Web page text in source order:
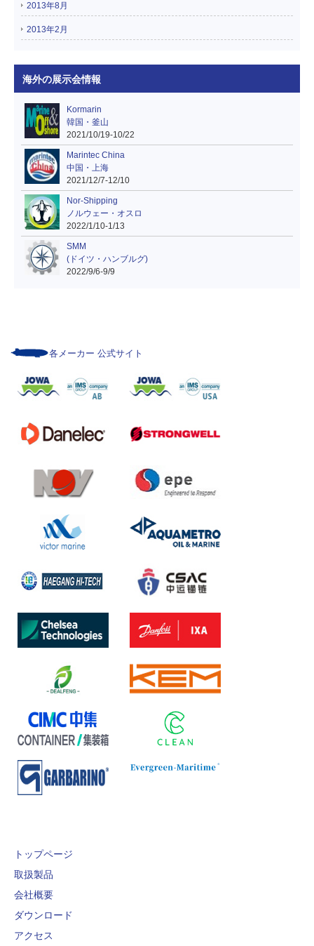
2013年8月
2013年2月
海外の展示会情報
Kormarin
韓国・釜山
2021/10/19-10/22
Marintec China
中国・上海
2021/12/7-12/10
Nor-Shipping
ノルウェー・オスロ
2022/1/10-1/13
SMM
(ドイツ・ハンブルグ)
2022/9/6-9/9
各メーカー 公式サイト
トップページ
取扱製品
会社概要
ダウンロード
アクセス